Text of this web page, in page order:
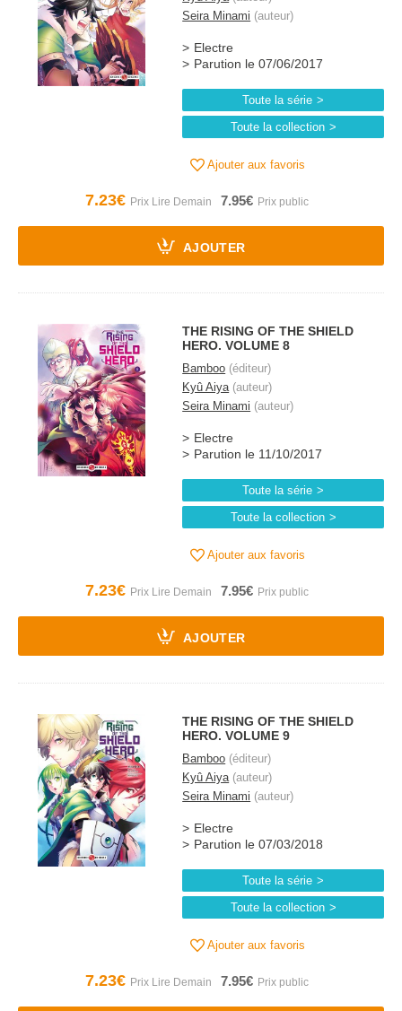
Seira Minami (auteur)
Electre
Parution le 07/06/2017
Toute la série
Toute la collection
Ajouter aux favoris
7.23€ 7.95€
AJOUTER
THE RISING OF THE SHIELD
HERO. VOLUME 8
Bamboo (éditeur)
Kyû Aiya(auteur)
Seira Minami (auteur)
Electre
Parution le 11/10/2017
Toute la série
Toute la collection
Ajouter aux favoris
7.23€ 7.95€
AJOUTER
THE RISING OF THE SHIELD
HERO. VOLUME 9
Bamboo (éditeur)
Kyû Aiya(auteur)
Seira Minami (auteur)
Electre
Parution le 07/03/2018
Toute la série
Toute la collection
Ajouter aux favoris
7.23€ 7.95€